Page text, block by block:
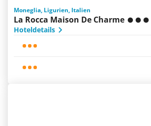
Moneglia, Ligurien, Italien
La Rocca Maison De Charme
Hoteldetails